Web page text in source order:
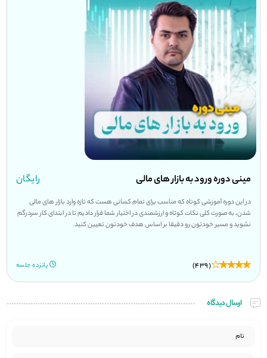
مینی دوره ورود به بازار های مالی رایگان
در این دوره آموزشی کوتاه که مناسب برای تمام کسانی هست که تازه وارد بازار های مالی
شدن، به صورت کلی نکات کوتاه و ارزشمندی در اختیار شما قرار دادیم تا در ابتدای کار سردرگم
نشوید و مسیر خودتون رو دقیقا بر اساس هدف خودتون تعیین کنید.
(439) پانزده جلسه
ارسال دیدگاه